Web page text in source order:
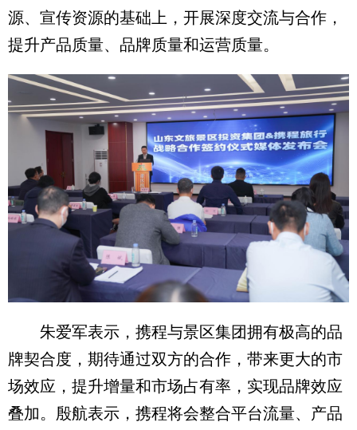
源、宣传资源的基础上，开展深度交流与合作，
提升产品质量、品牌质量和运营质量。
朱爱军表示，携程与景区集团拥有极高的品
牌契合度，期待通过双方的合作，带来更大的市
场效应，提升增量和市场占有率，实现品牌效应
叠加。殷航表示，携程将会整合平台流量、产品